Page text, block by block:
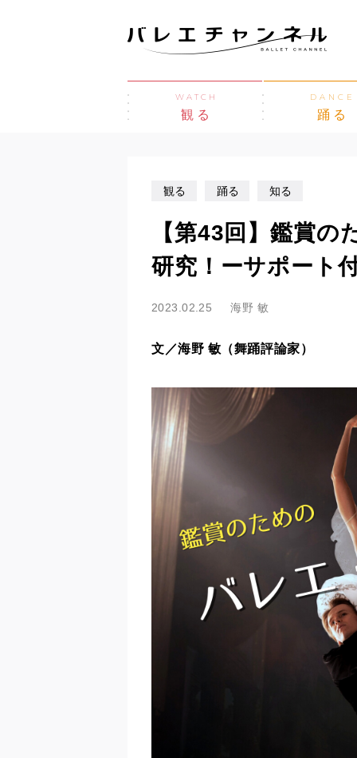
WATCH
観る
DANCE
踊る
観る 踊る 知る
【第43回】鑑賞
研究！ーサポート
2023.02.25 海野 敏
文／海野 敏（舞踊評論家）